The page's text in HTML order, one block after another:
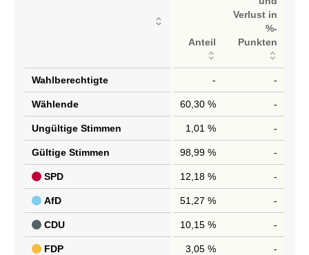
Anteil
Verlust in
%-
Punkten
Wahlberechtigte - -
Wählende 60,30 % -
Ungültige Stimmen 1,01 % -
Gültige Stimmen 98,99 % -
SPD 12,18 % -
AfD 51,27 % -
CDU 10,15 % -
FDP 3,05 % -